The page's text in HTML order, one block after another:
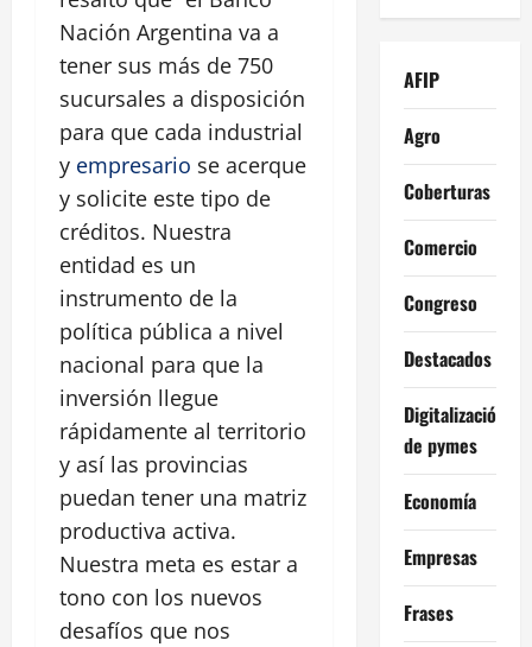
Nación Argentina va a
tener sus más de 750
sucursales a disposición
para que cada industrial
y empresario se acerque
y solicite este tipo de
créditos. Nuestra
entidad es un
instrumento de la
política pública a nivel
nacional para que la
inversión llegue
rápidamente al territorio
y así las provincias
puedan tener una matriz
productiva activa.
Nuestra meta es estar a
tono con los nuevos
desafíos que nos
AFIP
Agro
Coberturas
Comercio
Congreso
Destacados
Digitalización
de pymes
Economía
Empresas
Frases